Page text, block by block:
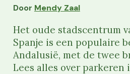
Door Mendy Zaal
Het oude stadscentrum
Spanje is een populaire
Andalusië, met de twee
Lees alles over parkeren